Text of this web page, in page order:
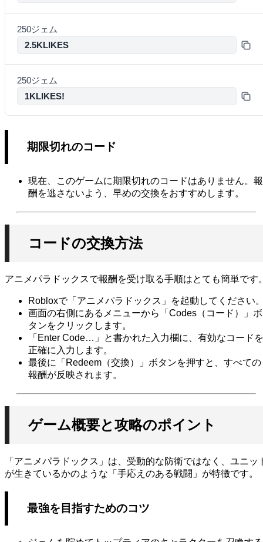
250ジェム
2.5KLIKES
250ジェム
1KLIKES!
期限切れのコード
現在、このゲームに期限切れのコードはありません。報
酬を逃さないよう、早めの交換をおすすめします。
コードの交換方法
アニメパラドックスで報酬を受け取る手順はとても簡単です
Robloxで「アニメパラドックス」を起動してください
画面の右側にあるメニューから「Codes（コード）」ボ
タンをクリックします。
「Enter Code…」と書かれた入力欄に、有効なコードを
正確に入力します。
最後に「Redeem（交換）」ボタンを押すと、すべての
報酬が反映されます。
ゲーム概要と攻略のポイント
「アニメパラドックス」は、受動的な防衛ではなく、ユニッ
が生きているかのような「手応えのある戦闘」が特徴です。
最強を目指すためのコツ